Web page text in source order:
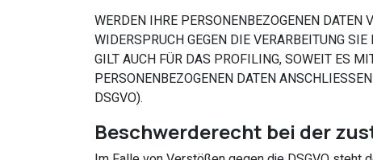
WERDEN IHRE PERSONENBEZOGENEN DATEN
WIDERSPRUCH GEGEN DIE VERARBEITUNG
GILT AUCH FÜR DAS PROFILING, SOWEIT ES
PERSONENBEZOGENEN DATEN
DSGVO).
Beschwerde­recht bei der